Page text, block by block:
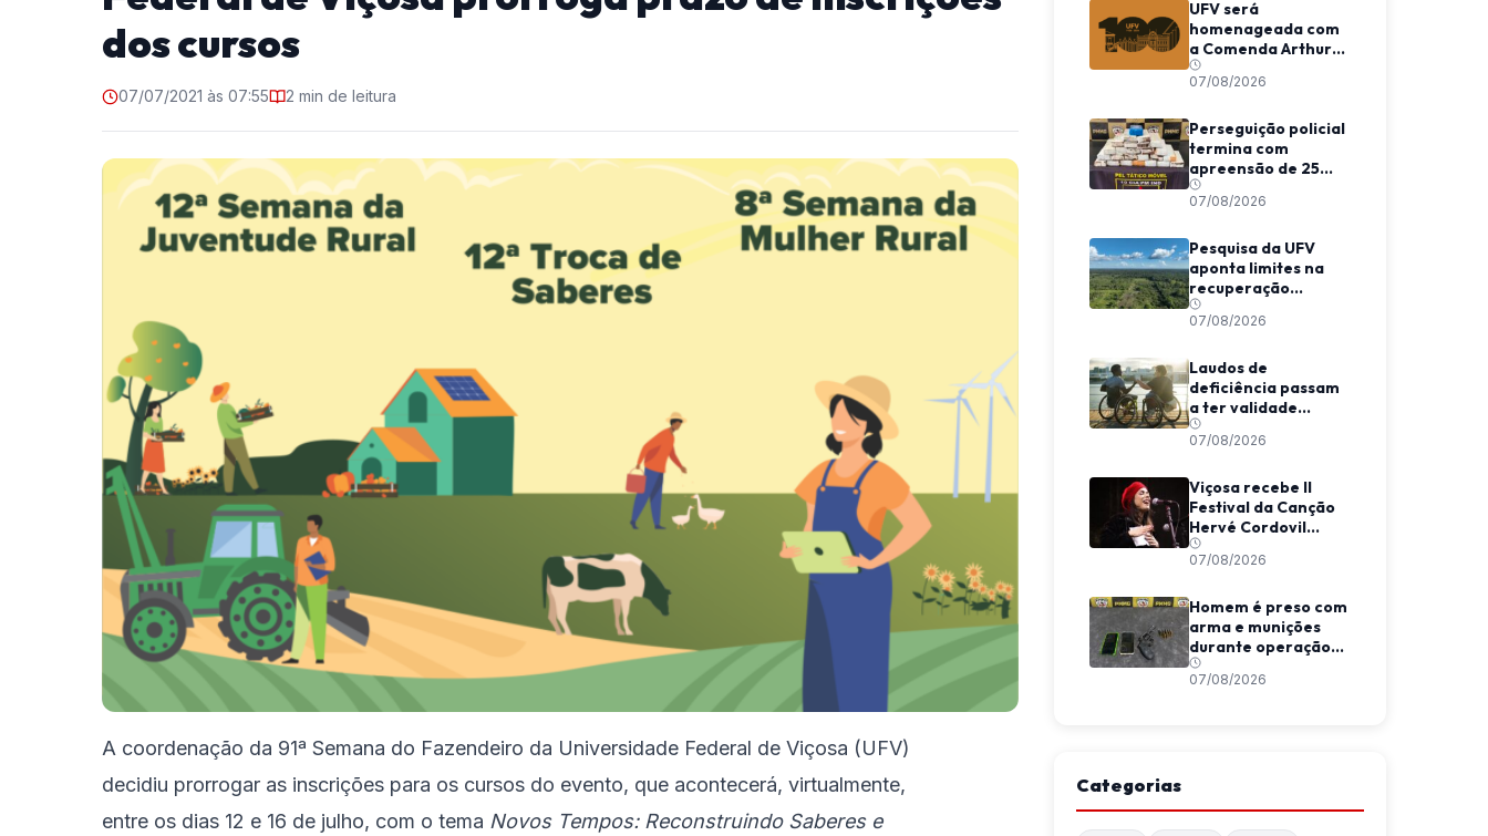
dos cursos
07/07/2021 às 07:55 2 min de leitura
A coordenação da 91ª Semana do Fazendeiro da Universidade Federal de Viçosa (UFV)
decidiu prorrogar as inscrições para os cursos do evento, que acontecerá, virtualmente,
entre os dias 12 e 16 de julho, com o tema Novos Tempos: Reconstruindo Saberes e
UFV será
homenageada com
a Comenda Arthur
Bernardes em
Viçosa
07/08/2026
Perseguição policial
termina com
apreensão de 25
barras de maconha
entre Viçosa e
07/08/2026
Pesquisa da UFV
aponta limites na
recuperação
climática de
florestas
Amazônia
07/08/2026
Laudos de
deficiência passam
a ter validade
indeterminada em
Minas Gerais
07/08/2026
Viçosa recebe II
Festival da Canção
Hervé Cordovil
neste fim de semana
07/08/2026
Homem é preso com
arma e munições
durante operação
da Polícia Militar em
Araponga
07/08/2026
Categorias